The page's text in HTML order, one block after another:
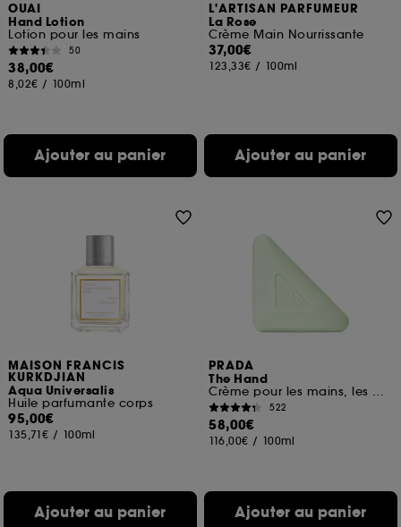
OUAI
Hand Lotion
Lotion pour les mains
50
38,00€
8,02€ / 100ml
Ajouter au panier
L'ARTISAN PARFUMEUR
La Rose
Crème Main Nourrissante
37,00€
123,33€ / 100ml
Ajouter au panier
MAISON FRANCIS
KURKDJIAN
Aqua Universalis
Huile parfumante corps
95,00€
135,71€ / 100ml
Ajouter au panier
PRADA
The Hand
Crème pour les mains, les ongles et les cuticules
522
58,00€
116,00€ / 100ml
Ajouter au panier